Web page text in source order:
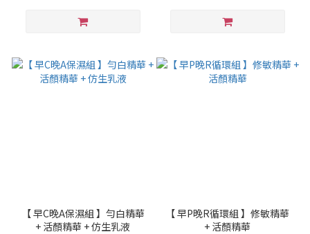
【 早C晚A保濕組 】勻白精華
+ 活顏精華 + 仿生乳液
【 早P晚R循環組 】修敏精華
+ 活顏精華